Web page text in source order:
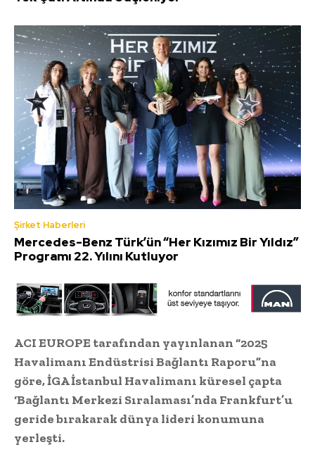
Şirket Haberleri
Mercedes-Benz Türk’ün “Her Kızımız Bir Yıldız”
Programı 22. Yılını Kutluyor
ACI EUROPE tarafından yayınlanan “2025
Havalimanı Endüstrisi Bağlantı Raporu”na
göre, İGA İstanbul Havalimanı küresel çapta
‘Bağlantı Merkezi Sıralaması’nda Frankfurt’u
geride bırakarak dünya lideri konumuna
yerleşti.